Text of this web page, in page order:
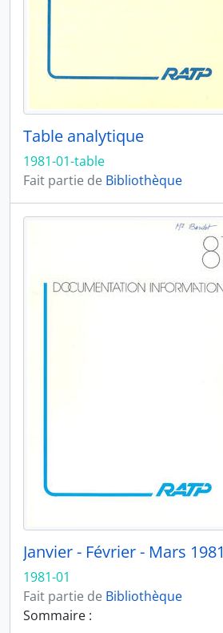
Table analytique
1981-01-table
Fait partie de Bibliothèque
Janvier - Février - Mars 1981
1981-01
Fait partie de Bibliothèque
Sommaire :